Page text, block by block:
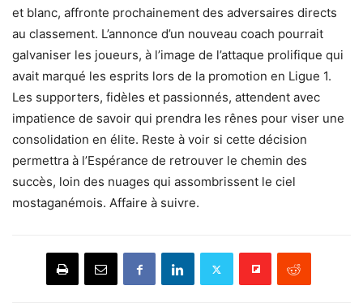
et blanc, affronte prochainement des adversaires directs
au classement. L’annonce d’un nouveau coach pourrait
galvaniser les joueurs, à l’image de l’attaque prolifique qui
avait marqué les esprits lors de la promotion en Ligue 1.
Les supporters, fidèles et passionnés, attendent avec
impatience de savoir qui prendra les rênes pour viser une
consolidation en élite. Reste à voir si cette décision
permettra à l’Espérance de retrouver le chemin des
succès, loin des nuages qui assombrissent le ciel
mostaganémois. Affaire à suivre.